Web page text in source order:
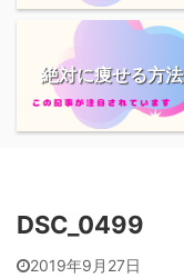
絶対に痩せる方
DSC_0499
2019年9月27日